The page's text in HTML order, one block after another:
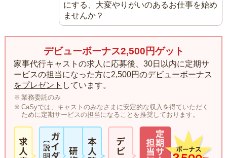
にする、大変やりがいのあるお仕事を始め
ませんか？
デビューボーナス2,500円ゲット
家事代行キャストの求人に応募後、30日以内に定期サ
ービスの担当になった方に2,500円のデビューボーナス
をプレゼント しています。
業務委託のみ
CaSyでは、キャストのみなさまに安定的な収入を得ていただく
ために定期サービスの担当になることを推奨しております。